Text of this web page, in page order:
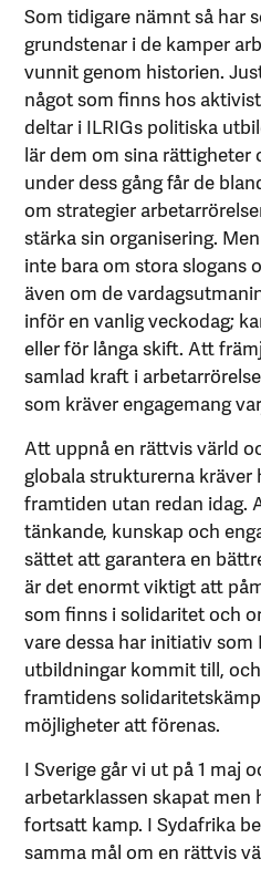
Som tidigare nämnt så har
grundstenar i de kamper
vunnit genom historien.
något som finns hos
deltar i ILRIGs politiska
lär dem om sina rättigheter
under dess gång får de
om strategier
stärka sin organisering.
inte bara om stora slogans
även om de
inför en vanlig veckodag;
eller för långa skift. Att
samlad kraft i
som kräver engagemang
Att uppnå en rättvis värld
globala strukturerna kräver
framtiden utan redan idag.
tänkande, kunskap och
sättet att garantera en
är det enormt viktigt att
som finns i solidaritet och
vare dessa har initiativ som
utbildningar kommit till, och
framtidens
möjligheter att förenas.
I Sverige går vi ut på 1 maj
arbetarklassen skapat
fortsatt kamp. I Sydafrika
samma mål om en rättvis